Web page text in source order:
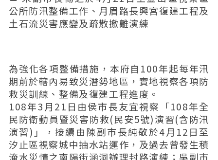
公所防汛整備工作、月眉路長興宮復建工程及
土石流災害應變及疏散撤離演練
為強化各項整備措施，本府自100年起每年汛
期前於轄內易致災潛勢地區，實地視察各項防
救災訓練、整備及復建工程進度。
108年3月21日由侯市長友宜視察「108年全
民防衛動員暨災害防救(民安5號)演習(含防汛
演習)」，接續由陳副市長純敬於4月12日至
汐止區視察城中抽水站運作，及過去曾發生積
淹水災情之南陽街涵洞辦理封路演練；吳副市